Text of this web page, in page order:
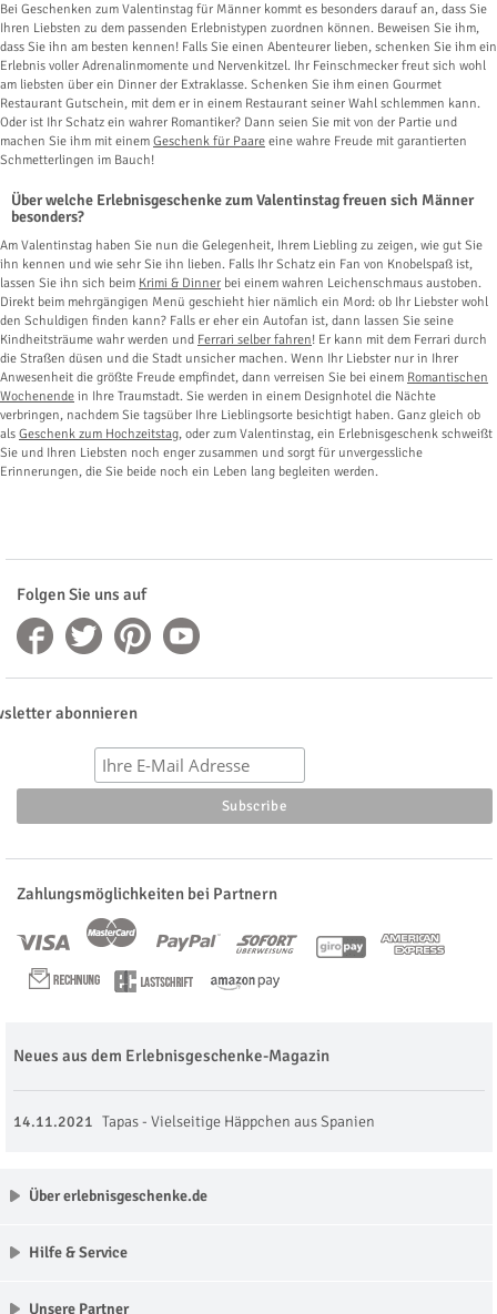
Bei Geschenken zum Valentinstag für Männer kommt es besonders darauf an, dass Sie
Ihren Liebsten zu dem passenden Erlebnistypen zuordnen können. Beweisen Sie ihm,
dass Sie ihn am besten kennen! Falls Sie einen Abenteurer lieben, schenken Sie ihm ein
Erlebnis voller Adrenalinmomente und Nervenkitzel. Ihr Feinschmecker freut sich wohl
am liebsten über ein Dinner der Extraklasse. Schenken Sie ihm einen Gourmet
Restaurant Gutschein, mit dem er in einem Restaurant seiner Wahl schlemmen kann.
Oder ist Ihr Schatz ein wahrer Romantiker? Dann seien Sie mit von der Partie und
machen Sie ihm mit einem Geschenk für Paare eine wahre Freude mit garantierten
Schmetterlingen im Bauch!
Über welche Erlebnisgeschenke zum Valentinstag freuen sich Männer
besonders?
Am Valentinstag haben Sie nun die Gelegenheit, Ihrem Liebling zu zeigen, wie gut Sie
ihn kennen und wie sehr Sie ihn lieben. Falls Ihr Schatz ein Fan von Knobelspaß ist,
lassen Sie ihn sich beim Krimi & Dinner bei einem wahren Leichenschmaus austoben.
Direkt beim mehrgängigen Menü geschieht hier nämlich ein Mord: ob Ihr Liebster wohl
den Schuldigen finden kann? Falls er eher ein Autofan ist, dann lassen Sie seine
Kindheitsträume wahr werden und Ferrari selber fahren! Er kann mit dem Ferrari durch
die Straßen düsen und die Stadt unsicher machen. Wenn Ihr Liebster nur in Ihrer
Anwesenheit die größte Freude empfindet, dann verreisen Sie bei einem Romantischen
Wochenende in Ihre Traumstadt. Sie werden in einem Designhotel die Nächte
verbringen, nachdem Sie tagsüber Ihre Lieblingsorte besichtigt haben. Ganz gleich ob
als Geschenk zum Hochzeitstag, oder zum Valentinstag, ein Erlebnisgeschenk schweißt
Sie und Ihren Liebsten noch enger zusammen und sorgt für unvergessliche
Erinnerungen, die Sie beide noch ein Leben lang begleiten werden.
Folgen Sie uns auf
abonnieren
Zahlungsmöglichkeiten bei Partnern
Neues aus dem Erlebnisgeschenke-Magazin
14.11.2021 Tapas - Vielseitige Häppchen aus Spanien
Über erlebnisgeschenke.de
Hilfe & Service
Unsere Partner